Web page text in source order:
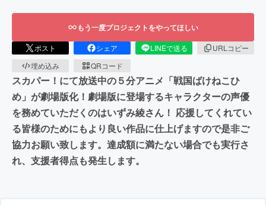
もう一度プロジェクトをやってほしい
ポスト シェア LINEで送る
URLコピー
埋め込み
QRコード
スカパー！にて放送中の５分アニメ「戦国ばけねこひ
め」が劇場版化！劇場版に登場するキャラクターの声優
を務めていただくのはいずみ綾さん！ 応援してくれてい
る皆様のためにもより良い作品に仕上げますので是非ご
協力お願い致します。達成額に満たない場合でも実行さ
れ、支援者得点も発生します。